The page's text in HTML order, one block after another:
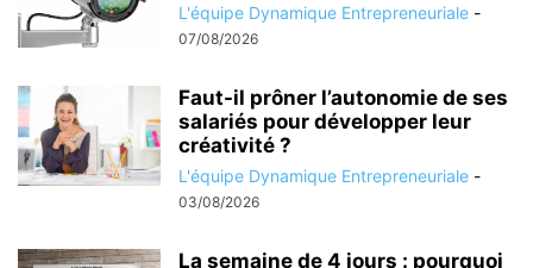
L'équipe Dynamique Entrepreneuriale -
07/08/2026
Faut-il prôner l’autonomie de ses
salariés pour développer leur
créativité ?
L'équipe Dynamique Entrepreneuriale -
03/08/2026
La semaine de 4 jours : pourquoi